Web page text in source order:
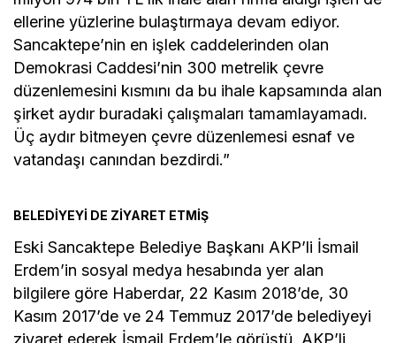
ellerine yüzlerine bulaştırmaya devam ediyor.
Sancaktepe’nin en işlek caddelerinden olan
Demokrasi Caddesi’nin 300 metrelik çevre
düzenlemesini kısmını da bu ihale kapsamında alan
şirket aydır buradaki çalışmaları tamamlayamadı.
Üç aydır bitmeyen çevre düzenlemesi esnaf ve
vatandaşı canından bezdirdi.”
BELEDİYEYİ DE ZİYARET ETMİŞ
Eski Sancaktepe Belediye Başkanı AKP’li İsmail
Erdem’in sosyal medya hesabında yer alan
bilgilere göre Haberdar, 22 Kasım 2018’de, 30
Kasım 2017’de ve 24 Temmuz 2017’de belediyeyi
ziyaret ederek İsmail Erdem’le görüştü. AKP’li